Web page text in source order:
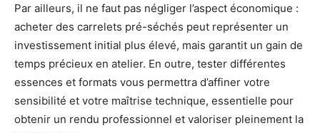
Par ailleurs, il ne faut pas négliger l’aspect économique :
acheter des carrelets pré-séchés peut représenter un
investissement initial plus élevé, mais garantit un gain de
temps précieux en atelier. En outre, tester différentes
essences et formats vous permettra d’affiner votre
sensibilité et votre maîtrise technique, essentielle pour
obtenir un rendu professionnel et valoriser pleinement la